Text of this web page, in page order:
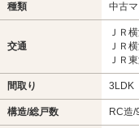
種類 中古
交通
ＪＲ
ＪＲ
ＪＲ
間取り 3LDK
構造/総戸数 RC造/